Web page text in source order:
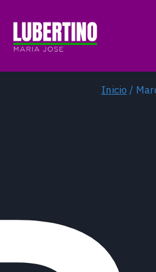
contenido
Inicio /